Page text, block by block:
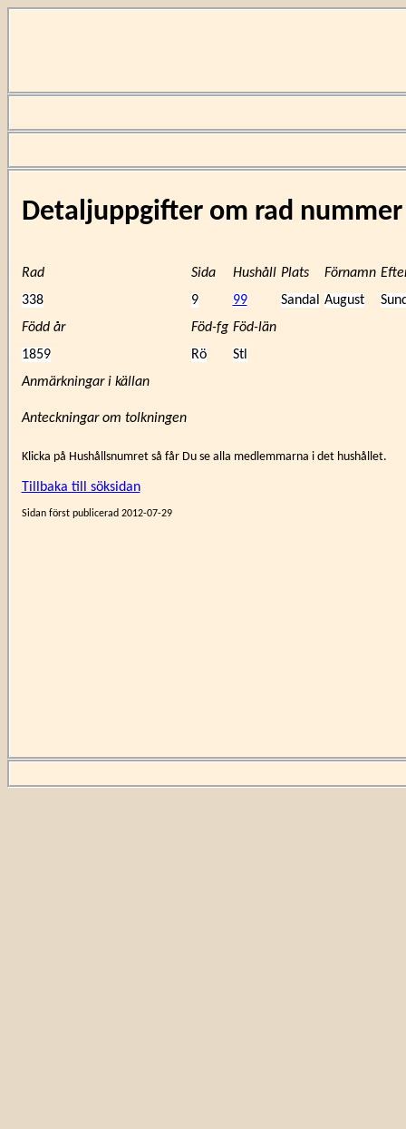
Detaljuppgifter om rad
Rad Sida Hushåll Plats Förnamn
338
9 99 Sandal August
Född år
Föd-fg Föd-län
1859
Rö
Stl
Anmärkningar i källan
Anteckningar om tolkningen
Klicka på Hushållsnumret så får Du se alla medlemmarna i det hushållet.
Tillbaka till söksidan
Sidan först publicerad 2012-07-29